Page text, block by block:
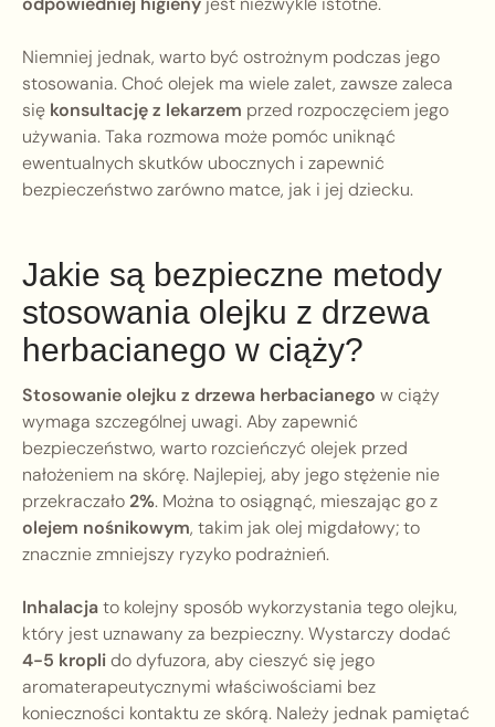
Niemniej jednak, warto być ostrożnym podczas jego
stosowania. Choć olejek ma wiele zalet, zawsze zaleca
się konsultację z lekarzem przed rozpoczęciem jego
używania. Taka rozmowa może pomóc uniknąć
ewentualnych skutków ubocznych i zapewnić
bezpieczeństwo zarówno matce, jak i jej dziecku.
Jakie są bezpieczne metody
stosowania olejku z drzewa
herbacianego w ciąży?
Stosowanie olejku z drzewa herbacianego w ciąży
wymaga szczególnej uwagi. Aby zapewnić
bezpieczeństwo, warto rozcieńczyć olejek przed
nałożeniem na skórę. Najlepiej, aby jego stężenie nie
przekraczało2%. Można to osiągnąć, mieszając go z
olejem nośnikowym, takim jak olej migdałowy; to
znacznie zmniejszy ryzyko podrażnień.
Inhalacjato kolejny sposób wykorzystania tego olejku,
który jest uznawany za bezpieczny. Wystarczy dodać
4-5 kroplido dyfuzora, aby cieszyć się jego
aromaterapeutycznymi właściwościami bez
konieczności kontaktu ze skórą. Należy jednak pamiętać